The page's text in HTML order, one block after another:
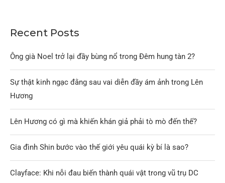
Recent Posts
Ông già Noel trở lại đầy bùng nổ trong Đêm hung tàn 2?
Sự thật kinh ngạc đằng sau vai diễn đầy ám ảnh trong Lên
Hương
Lên Hương có gì mà khiến khán giả phải tò mò đến thế?
Gia đình Shin bước vào thế giới yêu quái kỳ bí là sao?
Clayface: Khi nỗi đau biến thành quái vật trong vũ trụ DC